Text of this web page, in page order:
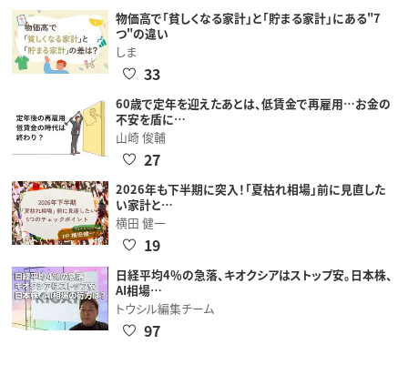
物価高で「貧しくなる家計」と「貯まる家計」にある"7
つ"の違い
しま
33
60歳で定年を迎えたあとは、低賃金で再雇用…お金の
不安を盾に…
山崎 俊輔
27
2026年も下半期に突入！「夏枯れ相場」前に見直した
い家計と…
横田 健一
19
日経平均4％の急落、キオクシアはストップ安。日本株、
AI相場…
トウシル編集チーム
97